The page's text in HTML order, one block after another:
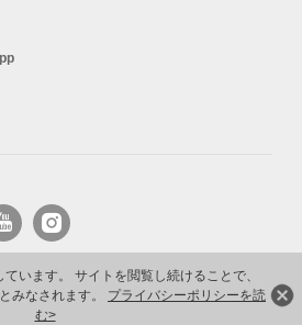
います。 サイトを閲覧し続けることで、
みなされます。 プライバシーポリシーを読
む>
Technologies Co., Ltd. All rights reserved.
バシーポリシー